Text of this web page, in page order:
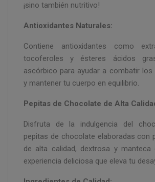
¡sino también nutritivo!
Antioxidantes Naturales:
Contiene antioxidantes como
tocoferoles y ésteres ácidos
ascórbico para ayudar a combatir los
y mantener tu cuerpo en equilibrio.
Pepitas de Chocolate de Alta
Disfruta de la indulgencia del
pepitas de chocolate elaboradas con
de alta calidad, dextrosa y manteca
experiencia deliciosa que eleva tu